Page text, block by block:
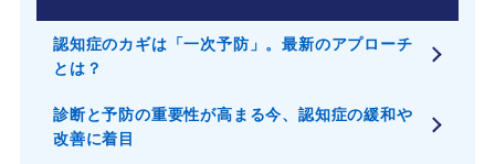
認知症のカギは「一次予防」。最新のアプローチ
とは？
診断と予防の重要性が高まる今、認知症の緩和や
改善に着目